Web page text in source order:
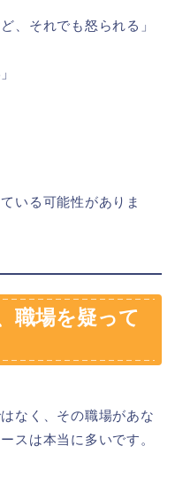
、それでも怒られる」
いる可能性がありま
職場を疑って
なく、その職場があな
スは本当に多いです。